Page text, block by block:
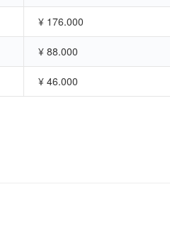
¥ 176.000
¥ 88.000
¥ 46.000